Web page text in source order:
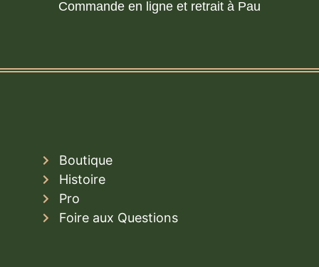
Commande en ligne et retrait à Pau
Boutique
Histoire
Pro
Foire aux Questions